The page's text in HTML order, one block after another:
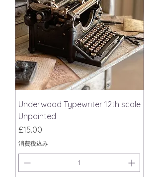
Underwood Typewriter 12th scale
Unpainted
価格
£15.00
消費税込み